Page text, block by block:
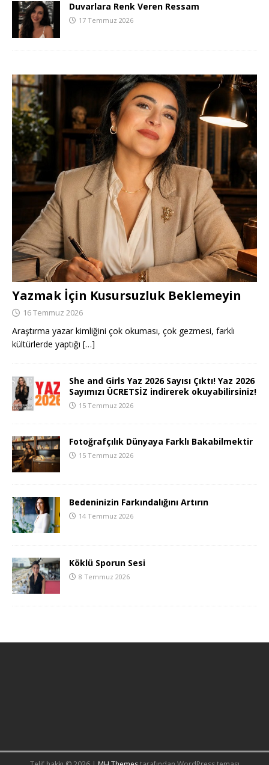
Duvarlara Renk Veren Ressam
17 Temmuz 2026
Yazmak İçin Kusursuzluk Beklemeyin
16 Temmuz 2026
Araştırma yazar kimliğini çok okuması, çok gezmesi, farklı
kültürlerde yaptığı […]
She and Girls Yaz 2026 Sayısı Çıktı! Yaz 2026
Sayımızı ÜCRETSİZ indirerek okuyabilirsiniz!
15 Temmuz 2026
Fotoğrafçılık Dünyaya Farklı Bakabilmektir
15 Temmuz 2026
Bedeninizin Farkındalığını Artırın
14 Temmuz 2026
Köklü Sporun Sesi
8 Temmuz 2026